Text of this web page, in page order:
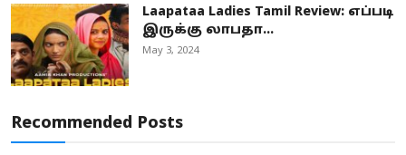
Laapataa Ladies Tamil Review: எப்படி
இருக்கு லாபதா...
May 3, 2024
Recommended Posts